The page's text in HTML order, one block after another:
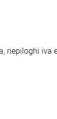
riepiloghi iva